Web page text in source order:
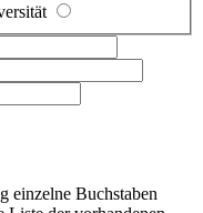
einzelne Buchstaben